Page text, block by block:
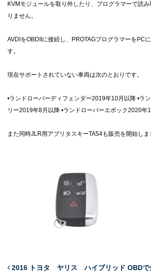
KVMモジュールを取り外したり、プログラマーで読
りません。
AVDIをOBDIIに接続し、PROTAGプログラマーをPC
す。
現在サポートされていない車両は次のとおりです。
•ランドローバーディフェンダー2019年10月以降 •ラ
リー2019年8月以降 •ランドローバーエボック2020年
また同時JLR用アブリタスキーTA54も販売を開始しま
2016 トヨタ ヤリス ハイブリッド OBDで